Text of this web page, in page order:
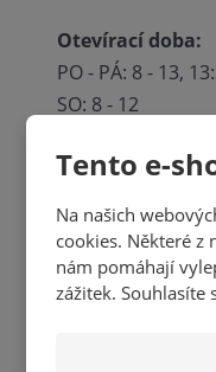
Tento e-
Na našich
cookies. Některé z
nám pomáhají
zážitek. Souhlasíte
Otevírací doba:
PO - PÁ: 8 - 13,
SO: 8 - 12